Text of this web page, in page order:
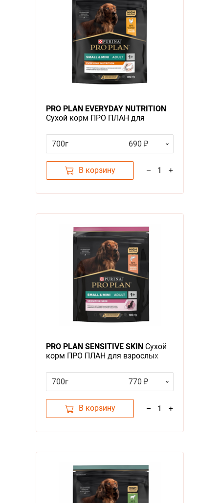
PRO PLAN EVERYDAY NUTRITION
Сухой корм ПРО ПЛАН для
курицей
700г 690 ₽
В корзину – 1 +
PRO PLAN SENSITIVE SKIN Сухой
корм ПРО ПЛАН для взрослых
чувствительной коже с лососем
700г 770 ₽
В корзину – 1 +